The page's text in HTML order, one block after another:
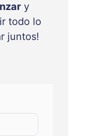
y
todo lo
juntos!